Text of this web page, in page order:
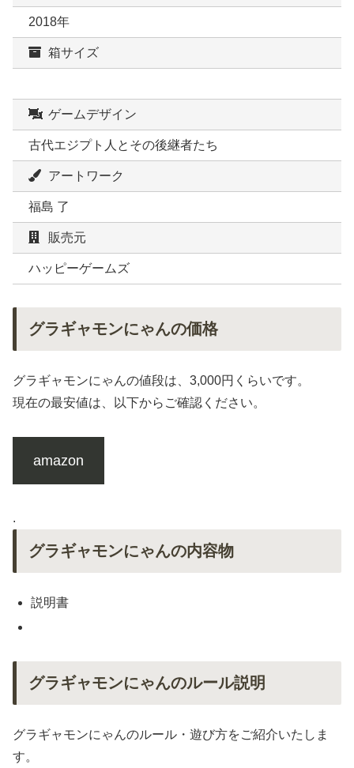
2018年
箱サイズ
ゲームデザイン
古代エジプト人とその後継者たち
アートワーク
福島 了
販売元
ハッピーゲームズ
グラギャモンにゃんの価格
グラギャモンにゃんの値段は、3,000円くらいです。
現在の最安値は、以下からご確認ください。
amazon
.
グラギャモンにゃんの内容物
説明書
グラギャモンにゃんのルール説明
グラギャモンにゃんのルール・遊び方をご紹介いたしま
す。